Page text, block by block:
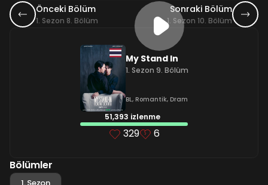
Önceki Bölüm
1. Sezon 8. Bölüm
Sonraki Bölüm
1. Sezon 10. Bölüm
My Stand In
1. Sezon 9. Bölüm
BL, Romantik, Dram
51,393 izlenme
329 6
Bölümler